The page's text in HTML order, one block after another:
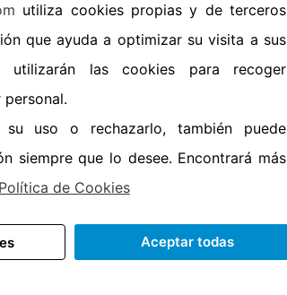
No
No
PREMIUM
No
BMW
energética
utiliza cookies propias y de terceros
que ayuda a optimizar su visita a sus
las cookies para recoger
uso o rechazarlo, también puede
siempre que lo desee. Encontrará más
Política de Cookies
Aceptar todas